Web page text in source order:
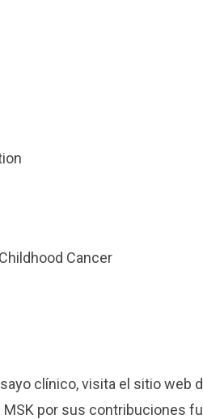
Cancer
clínico, visita el sitio web
por sus contribuciones